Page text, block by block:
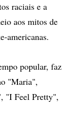
raciais e a
aos mitos de
americanas.
popular, faz
"Maria",
"I Feel Pretty",